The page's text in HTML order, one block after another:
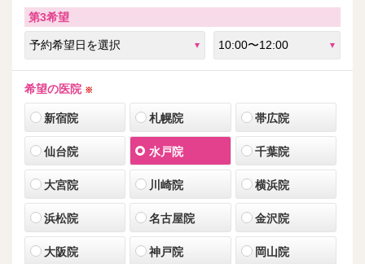
第3希望
希望の医院 ※
新宿院 札幌院 帯広院
仙台院 水戸院 千葉院
大宮院 川崎院 横浜院
浜松院 名古屋院 金沢院
大阪院 神戸院 岡山院